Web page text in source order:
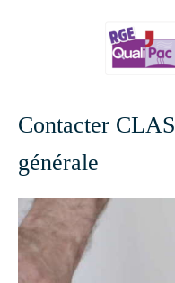
Contacter
générale